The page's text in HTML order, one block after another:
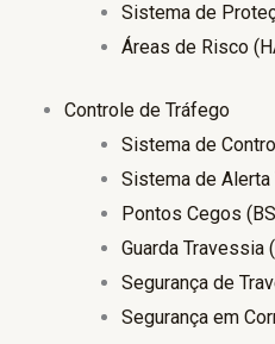
Sistema de
Áreas de Risco
Controle de Tráfego
Sistema de
Sistema de Alerta
Pontos Cegos
Guarda Travessia
Segurança de
Segurança em